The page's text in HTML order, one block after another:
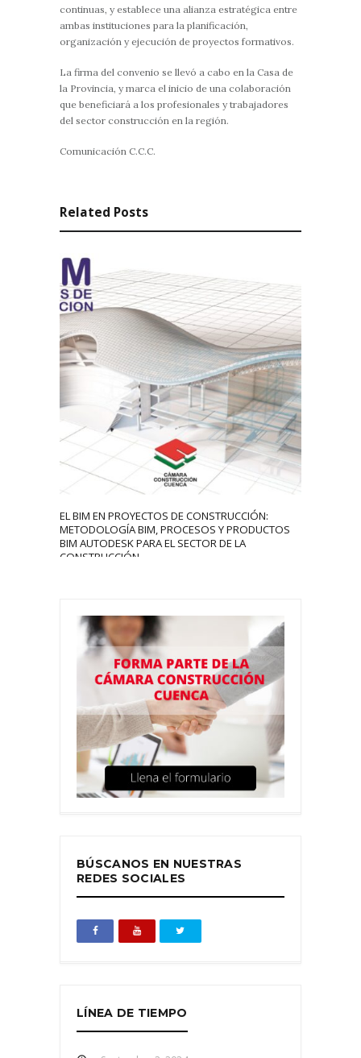
continuas, y establece una alianza estratégica entre
ambas instituciones para la planificación,
organización y ejecución de proyectos formativos.
La firma del convenio se llevó a cabo en la Casa de
la Provincia, y marca el inicio de una colaboración
que beneficiará a los profesionales y trabajadores
del sector construcción en la región.
Comunicación C.C.C.
Related Posts
EL BIM EN PROYECTOS DE CONSTRUCCIÓN:
METODOLOGÍA BIM, PROCESOS Y PRODUCTOS
BIM AUTODESK PARA EL SECTOR DE LA
CONSTRUCCIÓN.
BÚSCANOS EN NUESTRAS
REDES SOCIALES
LÍNEA DE TIEMPO